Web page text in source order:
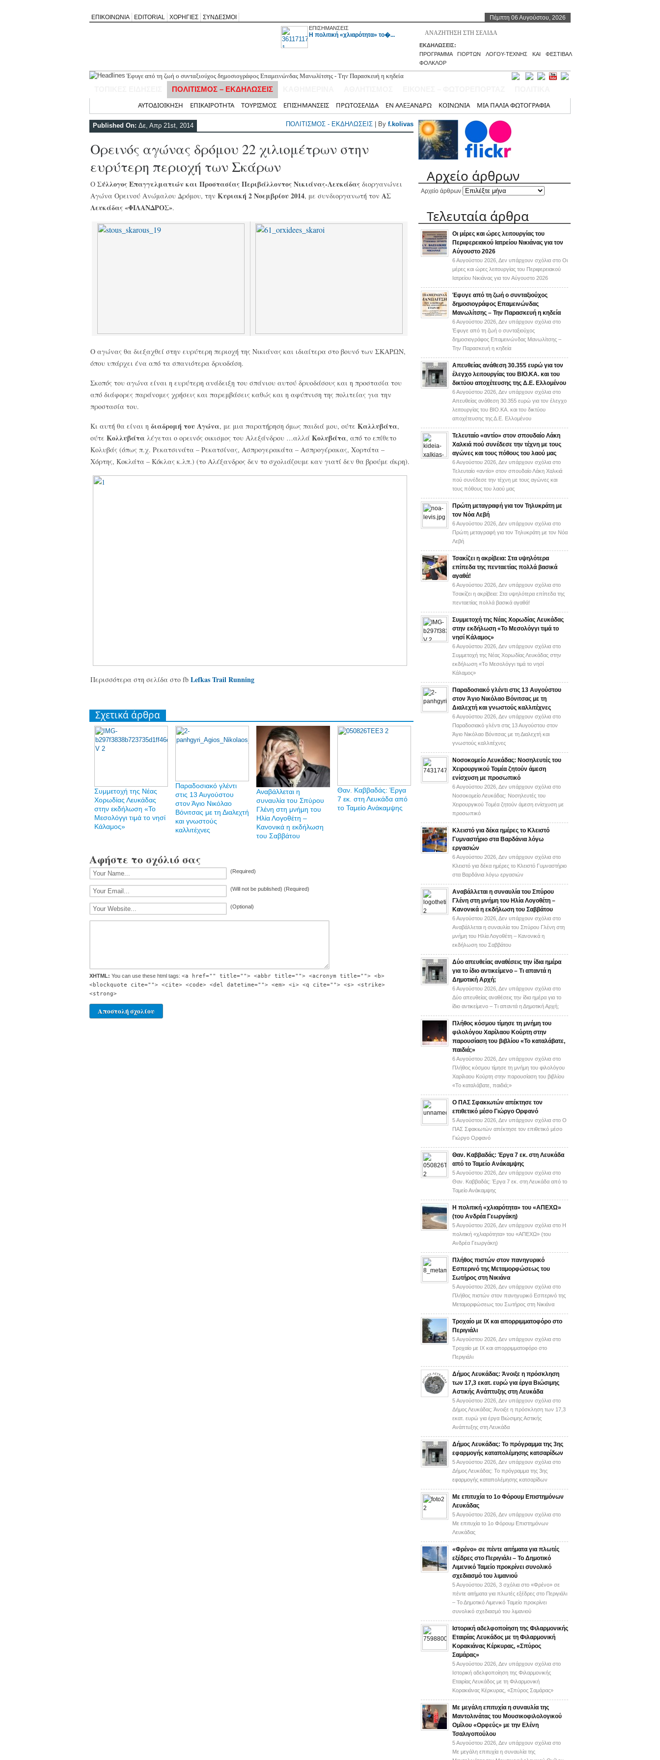
ΕΠΙΚΟΙΝΩΝΙΑ EDITORIAL ΧΟΡΗΓΙΕΣ ΣΥΝΔΕΣΜΟΙ Πέμπτη 06 Αυγούστου, 2026
ΕΠΙΣΗΜΑΝΣΕΙΣ
H πολιτική «χλιαρότητα» το�...
ΕΚΔΗΛΩΣΕΙΣ:
ΠΡΟΓΡΑΜΜΑ ΓΙΟΡΤΩΝ ΛΟΓΟΥ-ΤΕΧΝΗΣ ΚΑΙ ΦΕΣΤΙΒΑΛ
ΦΟΛΚΛΟΡ
Έφυγε από τη ζωή ο συνταξιούχος δημοσιογράφος Επαμεινώνδας Μανωλίτσης - Την Παρασκευή η κηδεία
ΠΟΛΙΤΙΣΜΟΣ – ΕΚΔΗΛΩΣΕΙΣ
ΑΥΤΟΔΙΟΙΚΗΣΗ ΕΠΙΚΑΙΡΟΤΗΤΑ ΤΟΥΡΙΣΜΟΣ ΕΠΙΣΗΜΑΝΣΕΙΣ ΠΡΩΤΟΣΕΛΙΔΑ ΕΝ ΑΛΕΞΑΝΔΡΩ ΚΟΙΝΩΝΙΑ ΜΙΑ ΠΑΛΙΑ ΦΩΤΟΓΡΑΦΙΑ
Published On: Δε, Απρ 21st, 2014 ΠΟΛΙΤΙΣΜΟΣ - ΕΚΔΗΛΩΣΕΙΣ | By f.kolivas
Ορεινός αγώνας δρόμου 22 χιλιομέτρων στην
ευρύτερη περιοχή των Σκάρων
Ο Σύλλογος Επαγγελματιών και Προστασίας Περιβάλλοντος Νικιάνας-Λευκάδας διοργανώνει
Αγώνα Ορεινού Ανώμαλου Δρόμου, την Κυριακή 2 Νοεμβρίου 2014, με συνδιοργανωτή τον ΑΣ
Λευκάδας «ΦΙΛΑΝΔΡΟΣ».
Ο αγώνας θα διεξαχθεί στην ευρύτερη περιοχή της Νικιάνας και ιδιαίτερα στο βουνό των ΣΚΑΡΩΝ,
όπου υπάρχει ένα από τα σπανιότερα δρυοδάση.
Σκοπός του αγώνα είναι η ευρύτερη ανάδειξη του σπάνιου αυτού δρυοδάσους και η προστασία του
από διάφορες παράνομες χρήσεις και παρεμβάσεις καθώς και η αφύπνιση της πολιτείας για την
προστασία του.
Κι αυτή θα είναι η διαδρομή του Αγώνα, με μια παρατήρηση όμως παιδιά μου, ούτε Καλλυβάτα,
ούτε Κολλυβάτα λέγεται ο ορεινός οικισμος του Αλεξάνδρου …αλλά Κολυβάτα, από το επίθετο
Κολυβάς (όπως π.χ. Ρεκατσινάτα – Ρεκατσίνας, Ασπρογερακάτα – Ασπρογέρακας, Χορτάτα –
Χόρτης, Κοκλάτα – Κόκλας κ.λπ.) (το Αλέξανδρος δεν το σχολιάζουμε καν γιατί δεν θα βρούμε άκρη).
Περισσότερα στη σελίδα στο fb Lefkas Trail Running
Σχετικά άρθρα
Συμμετοχή της Νέας
Χορωδίας Λευκάδας
στην εκδήλωση «Το
Μεσολόγγι τιμά το νησί
Κάλαμος»
Παραδοσιακό γλέντι
στις 13 Αυγούστου
στον Άγιο Νικόλαο
Βόνιτσας με τη Διαλεχτή
και γνωστούς
καλλιτέχνες
Αναβάλλεται η
συναυλία του Σπύρου
Γλένη στη μνήμη του
Ηλία Λογοθέτη –
Κανονικά η εκδήλωση
του Σαββάτου
Θαν. Καββαδάς: Έργα
7 εκ. στη Λευκάδα από
το Ταμείο Ανάκαμψης
Αφήστε το σχόλιό σας
(Required)
(Will not be published) (Required)
(Optional)
XHTML: You can use these html tags: <a href="" title=""> <abbr title=""> <acronym title=""> <b>
<blockquote cite=""> <cite> <code> <del datetime=""> <em> <i> <q cite=""> <s> <strike>
<strong>
Αρχείο άρθρων
Αρχείο άρθρων
Τελευταία άρθρα
Οι μέρες και ώρες λειτουργίας του
Περιφερειακού Ιατρείου Νικιάνας για τον
Αύγουστο 2026
6 Αυγούστου 2026, Δεν υπάρχουν σχόλια στο Οι
μέρες και ώρες λειτουργίας του Περιφερειακού
Ιατρείου Νικιάνας για τον Αύγουστο 2026
Έφυγε από τη ζωή ο συνταξιούχος
δημοσιογράφος Επαμεινώνδας
Μανωλίτσης – Την Παρασκευή η κηδεία
6 Αυγούστου 2026, Δεν υπάρχουν σχόλια στο
Έφυγε από τη ζωή ο συνταξιούχος
δημοσιογράφος Επαμεινώνδας Μανωλίτσης –
Την Παρασκευή η κηδεία
Απευθείας ανάθεση 30.355 ευρώ για τον
έλεγχο λειτουργίας του ΒΙΟ.ΚΑ. και του
δικτύου αποχέτευσης της Δ.Ε. Ελλομένου
6 Αυγούστου 2026, Δεν υπάρχουν σχόλια στο
Απευθείας ανάθεση 30.355 ευρώ για τον έλεγχο
λειτουργίας του ΒΙΟ.ΚΑ. και του δικτύου
αποχέτευσης της Δ.Ε. Ελλομένου
Τελευταίο «αντίο» στον σπουδαίο Λάκη
Χαλκιά πού συνέδεσε την τέχνη με τους
αγώνες και τους πόθους του λαού μας
6 Αυγούστου 2026, Δεν υπάρχουν σχόλια στο
Τελευταίο «αντίο» στον σπουδαίο Λάκη Χαλκιά
πού συνέδεσε την τέχνη με τους αγώνες και
τους πόθους του λαού μας
Πρώτη μεταγραφή για τον Τηλυκράτη με
τον Νόα Λεβή
6 Αυγούστου 2026, Δεν υπάρχουν σχόλια στο
Πρώτη μεταγραφή για τον Τηλυκράτη με τον Νόα
Λεβή
Τσακίζει η ακρίβεια: Στα υψηλότερα
επίπεδα της πενταετίας πολλά βασικά
αγαθά!
6 Αυγούστου 2026, Δεν υπάρχουν σχόλια στο
Τσακίζει η ακρίβεια: Στα υψηλότερα επίπεδα της
πενταετίας πολλά βασικά αγαθά!
Συμμετοχή της Νέας Χορωδίας Λευκάδας
στην εκδήλωση «Το Μεσολόγγι τιμά το
νησί Κάλαμος»
6 Αυγούστου 2026, Δεν υπάρχουν σχόλια στο
Συμμετοχή της Νέας Χορωδίας Λευκάδας στην
εκδήλωση «Το Μεσολόγγι τιμά το νησί
Κάλαμος»
Παραδοσιακό γλέντι στις 13 Αυγούστου
στον Άγιο Νικόλαο Βόνιτσας με τη
Διαλεχτή και γνωστούς καλλιτέχνες
6 Αυγούστου 2026, Δεν υπάρχουν σχόλια στο
Παραδοσιακό γλέντι στις 13 Αυγούστου στον
Άγιο Νικόλαο Βόνιτσας με τη Διαλεχτή και
γνωστούς καλλιτέχνες
Νοσοκομείο Λευκάδας: Νοσηλευτές του
Χειρουργικού Τομέα ζητούν άμεση
ενίσχυση με προσωπικό
6 Αυγούστου 2026, Δεν υπάρχουν σχόλια στο
Νοσοκομείο Λευκάδας: Νοσηλευτές του
Χειρουργικού Τομέα ζητούν άμεση ενίσχυση με
προσωπικό
Κλειστό για δέκα ημέρες το Κλειστό
Γυμναστήριο στα Βαρδάνια λόγω
εργασιών
6 Αυγούστου 2026, Δεν υπάρχουν σχόλια στο
Κλειστό για δέκα ημέρες το Κλειστό Γυμναστήριο
στα Βαρδάνια λόγω εργασιών
Αναβάλλεται η συναυλία του Σπύρου
Γλένη στη μνήμη του Ηλία Λογοθέτη –
Κανονικά η εκδήλωση του Σαββάτου
6 Αυγούστου 2026, Δεν υπάρχουν σχόλια στο
Αναβάλλεται η συναυλία του Σπύρου Γλένη στη
μνήμη του Ηλία Λογοθέτη – Κανονικά η
εκδήλωση του Σαββάτου
Δύο απευθείας αναθέσεις την ίδια ημέρα
για το ίδιο αντικείμενο – Τι απαντά η
Δημοτική Αρχή;
6 Αυγούστου 2026, Δεν υπάρχουν σχόλια στο
Δύο απευθείας αναθέσεις την ίδια ημέρα για το
ίδιο αντικείμενο – Τι απαντά η Δημοτική Αρχή;
Πλήθος κόσμου τίμησε τη μνήμη του
φιλολόγου Χαρίλαου Κούρτη στην
παρουσίαση του βιβλίου «Το καταλάβατε,
παιδιά;»
6 Αυγούστου 2026, Δεν υπάρχουν σχόλια στο
Πλήθος κόσμου τίμησε τη μνήμη του φιλολόγου
Χαρίλαου Κούρτη στην παρουσίαση του βιβλίου
«Το καταλάβατε, παιδιά;»
Ο ΠΑΣ Σφακιωτών απέκτησε τον
επιθετικό μέσο Γιώργο Ορφανό
5 Αυγούστου 2026, Δεν υπάρχουν σχόλια στο Ο
ΠΑΣ Σφακιωτών απέκτησε τον επιθετικό μέσο
Γιώργο Ορφανό
Θαν. Καββαδάς: Έργα 7 εκ. στη Λευκάδα
από το Ταμείο Ανάκαμψης
5 Αυγούστου 2026, Δεν υπάρχουν σχόλια στο
Θαν. Καββαδάς: Έργα 7 εκ. στη Λευκάδα από το
Ταμείο Ανάκαμψης
H πολιτική «χλιαρότητα» του «AΠΕΧΩ»
(του Ανδρέα Γεωργάκη)
5 Αυγούστου 2026, Δεν υπάρχουν σχόλια στο H
πολιτική «χλιαρότητα» του «AΠΕΧΩ» (του
Ανδρέα Γεωργάκη)
Πλήθος πιστών στον πανηγυρικό
Εσπερινό της Μεταμορφώσεως του
Σωτήρος στη Νικιάνα
5 Αυγούστου 2026, Δεν υπάρχουν σχόλια στο
Πλήθος πιστών στον πανηγυρικό Εσπερινό της
Μεταμορφώσεως του Σωτήρος στη Νικιάνα
Τροχαίο με ΙΧ και απορριμματοφόρο στο
Περιγιάλι
5 Αυγούστου 2026, Δεν υπάρχουν σχόλια στο
Τροχαίο με ΙΧ και απορριμματοφόρο στο
Περιγιάλι
Δήμος Λευκάδας: Άνοιξε η πρόσκληση
των 17,3 εκατ. ευρώ για έργα Βιώσιμης
Αστικής Ανάπτυξης στη Λευκάδα
5 Αυγούστου 2026, Δεν υπάρχουν σχόλια στο
Δήμος Λευκάδας: Άνοιξε η πρόσκληση των 17,3
εκατ. ευρώ για έργα Βιώσιμης Αστικής
Ανάπτυξης στη Λευκάδα
Δήμος Λευκάδας: Το πρόγραμμα της 3ης
εφαρμογής καταπολέμησης κατσαρίδων
5 Αυγούστου 2026, Δεν υπάρχουν σχόλια στο
Δήμος Λευκάδας: Το πρόγραμμα της 3ης
εφαρμογής καταπολέμησης κατσαρίδων
Με επιτυχία το 1ο Φόρουμ Επιστημόνων
Λευκάδας
5 Αυγούστου 2026, Δεν υπάρχουν σχόλια στο
Με επιτυχία το 1ο Φόρουμ Επιστημόνων
Λευκάδας
«Φρένο» σε πέντε αιτήματα για πλωτές
εξέδρες στο Περιγιάλι – Το Δημοτικό
Λιμενικό Ταμείο προκρίνει συνολικό
σχεδιασμό του λιμανιού
5 Αυγούστου 2026, 3 σχόλια στο «Φρένο» σε
πέντε αιτήματα για πλωτές εξέδρες στο Περιγιάλι
– Το Δημοτικό Λιμενικό Ταμείο προκρίνει
συνολικό σχεδιασμό του λιμανιού
Ιστορική αδελφοποίηση της Φιλαρμονικής
Εταιρίας Λευκάδος με τη Φιλαρμονική
Κορακιάνας Κέρκυρας, «Σπύρος
Σαμάρας»
5 Αυγούστου 2026, Δεν υπάρχουν σχόλια στο
Ιστορική αδελφοποίηση της Φιλαρμονικής
Εταιρίας Λευκάδος με τη Φιλαρμονική
Κορακιάνας Κέρκυρας, «Σπύρος Σαμάρας»
Με μεγάλη επιτυχία η συναυλία της
Μαντολινάτας του Μουσικοφιλολογικού
Ομίλου «Ορφεύς» με την Ελένη
Τσαλιγοπούλου
5 Αυγούστου 2026, Δεν υπάρχουν σχόλια στο
Με μεγάλη επιτυχία η συναυλία της